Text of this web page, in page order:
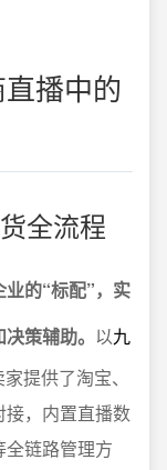
播中的
全流程
的“标配”，实
策辅助。 以九
提供了淘宝、
，内置直播数
链路管理方